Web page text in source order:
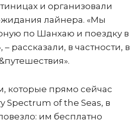
и организовали
лайнера. «Мы
по Шанхаю и поездку в
рассказали, в частности, в
которые прямо сейчас
Spectrum of the Seas, в
им бесплатно